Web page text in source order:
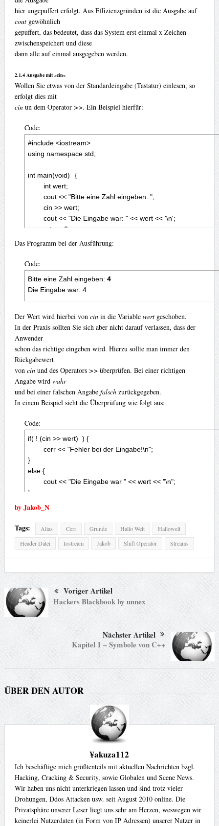
hier ungepuffert erfolgt. Aus Effizienzgründen ist die Ausgabe auf
coutgewöhnlich
gepuffert, das bedeutet, dass das System erst einmal x Zeichen
zwischenspeichert und diese
dann alle auf einmal ausgegeben werden.
2.1.4 Ausgabe mit »cin«
Wollen Sie etwas von der Standardeingabe (Tastatur) einlesen, so
erfolgt dies mit
cinun dem Operator >>. Ein Beispiel hierfür:
Code:
#include <iostream>
using namespace std;
int main(void)	{
}
Das Programm bei der Ausführung:
Code:
Bitte eine Zahl eingeben: 4
Die Eingabe war: 4
Der Wert wird hierbei von cinin die Variable wertgeschoben.
In der Praxis sollten Sie sich aber nicht darauf verlassen, dass der
Anwender
schon das richtige eingeben wird. Hierzu sollte man immer den
Rückgabewert
von cinund des Operators >>überprüfen. Bei einer richtigen
Angabe wird wahr
und bei einer falschen Angabe falschzurückgegeben.
In einem Beispiel sieht die Überprüfung wie folgt aus:
Code:
if( ! (cin >> wert)  ) {
}
else {
}
by Jakob_N
Tags:
Alias Cerr Grunde Hallo Welt
Hallowelt
Header Datei
Iostream Jakob Shift Operator Streams
Voriger Artikel
Hackers Blackbook by unnex
Nächster Artikel
Kapitel 1 – Symbole von C++
ÜBER DEN AUTOR
¥akuza112
Ich beschäftige mich größtenteils mit aktuellen Nachrichten bzgl.
Hacking, Cracking & Security, sowie Globalen und Scene News.
Wir haben uns nicht unterkriegen lassen und sind trotz vieler
Drohungen, Ddos Attacken usw. seit August 2010 online. Die
Privatsphäre unserer Leser liegt uns sehr am Herzen, weswegen wir
keinerlei Nutzerdaten (in Form von IP Adressen) unserer Nutzer in